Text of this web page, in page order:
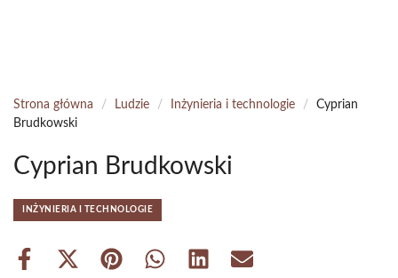
Strona główna / Ludzie / Inżynieria i technologie /
Cyprian
Brudkowski
Cyprian Brudkowski
INŻYNIERIA I TECHNOLOGIE
Share
Share Share Share Share Share